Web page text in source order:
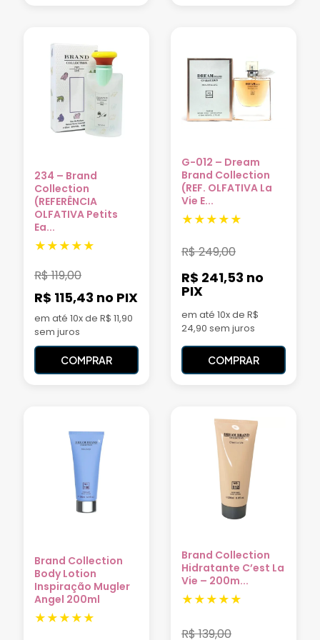
234 – Brand
Collection
(REFERÊNCIA
OLFATIVA Petits
Ea...
R$119,00
R$ 115,43 no PIX
em até 10x de R$ 11,90
sem juros
COMPRAR
G-012 – Dream
Brand Collection
(REF. OLFATIVA La
Vie E...
R$249,00
R$ 241,53 no
PIX
em até 10x de R$
24,90 sem juros
COMPRAR
Brand Collection
Body Lotion
Inspiração Mugler
Angel 200ml
Brand Collection
Hidratante C’est La
Vie – 200m...
R$139,00